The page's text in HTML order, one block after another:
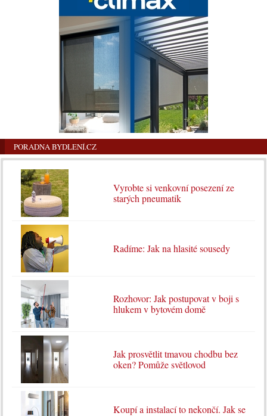
PORADNA BYDLENÍ.CZ
Vyrobte si venkovní posezení ze
starých pneumatik
Radíme: Jak na hlasité sousedy
Rozhovor: Jak postupovat v boji s
hlukem v bytovém domě
Jak prosvětlit tmavou chodbu bez
oken? Pomůže světlovod
Koupí a instalací to nekončí. Jak se